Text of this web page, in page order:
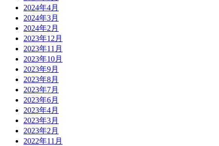
2024年4月
2024年3月
2024年2月
2023年12月
2023年11月
2023年10月
2023年9月
2023年8月
2023年7月
2023年6月
2023年4月
2023年3月
2023年2月
2022年11月